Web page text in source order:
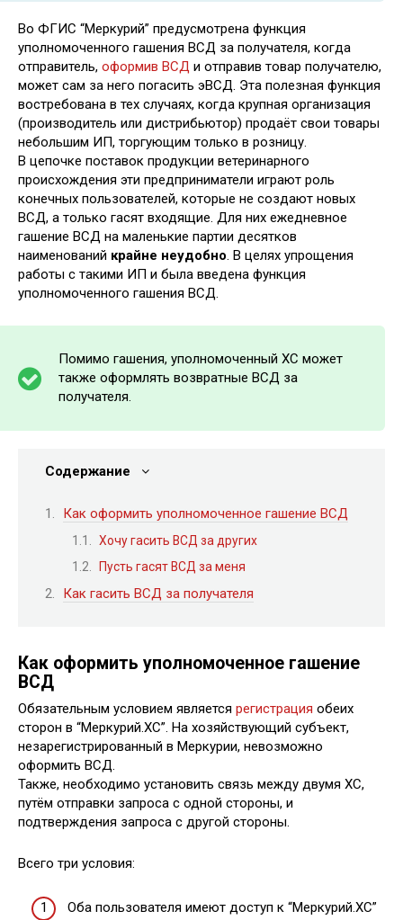
Во ФГИС “Меркурий” предусмотрена функция
уполномоченного гашения ВСД за получателя, когда
отправитель, оформив ВСД и отправив товар получателю,
может сам за него погасить эВСД. Эта полезная функция
востребована в тех случаях, когда крупная организация
(производитель или дистрибьютор) продаёт свои товары
небольшим ИП, торгующим только в розницу.
В цепочке поставок продукции ветеринарного
происхождения эти предприниматели играют роль
конечных пользователей, которые не создают новых
ВСД, а только гасят входящие. Для них ежедневное
гашение ВСД на маленькие партии десятков
наименований крайне неудобно. В целях упрощения
работы с такими ИП и была введена функция
уполномоченного гашения ВСД.
Помимо гашения, уполномоченный ХС может
также оформлять возвратные ВСД за
получателя.
Содержание
Как оформить уполномоченное гашение ВСД
Хочу гасить ВСД за других
Пусть гасят ВСД за меня
Как гасить ВСД за получателя
Как оформить уполномоченное гашение
ВСД
Обязательным условием является регистрация обеих
сторон в “Меркурий.ХС”. На хозяйствующий субъект,
незарегистрированный в Меркурии, невозможно
оформить ВСД.
Также, необходимо установить связь между двумя ХС,
путём отправки запроса с одной стороны, и
подтверждения запроса с другой стороны.
Всего три условия:
Оба пользователя имеют доступ к “Меркурий.ХС”